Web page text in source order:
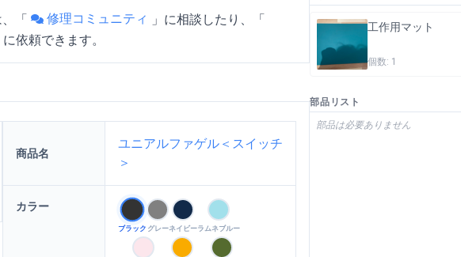
（スイッチ）の組立方法 を動画で確認
「 修理コミュニティ 」 に相談したり、「
に依頼できます。
商品名
ユニアルファゲル＜スイッチ
＞
カラー
ブラック グレーネイビーラムネブルー
工作用マット
個数: 1
部品リスト
部品は必要ありません